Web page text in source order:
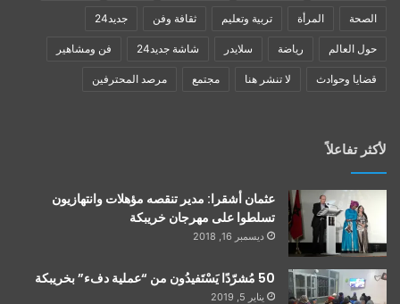
الصحة المرأة تربية وتعليم ثقافة وفن جديد24
حول العالم رياضة سلايدر شاشة جديد24 فن ومشاهير
قضايا وحوادث لا تنشر هنا مجتمع مرصد المحترفين
لأكثر تفاعلاً
عثمان أشقرا: مدير تنقصه مؤهلات وانتهازيون
تسلطوا على مهرجان خريبكة
ديسمبر 16, 2018
50 مُشرّدًا يَسْتَفيدُون من “عملية دفء” بخريبكة
يناير 5, 2019